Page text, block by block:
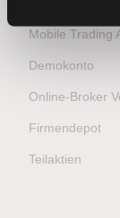
Mobile Trading
Demokonto
Online-Broker
Firmendepot
Teilaktien